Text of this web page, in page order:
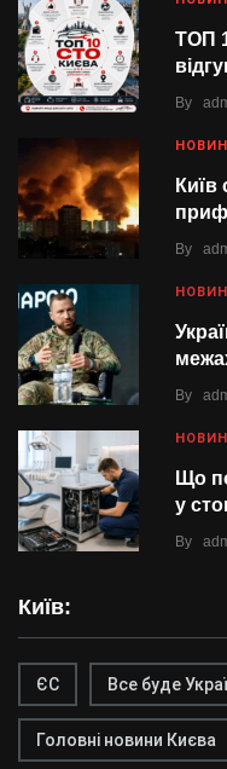
ТОП
By
Київ
By
By
Що
у
By
Київ:
ЄС Все буде
Головні новини Києва